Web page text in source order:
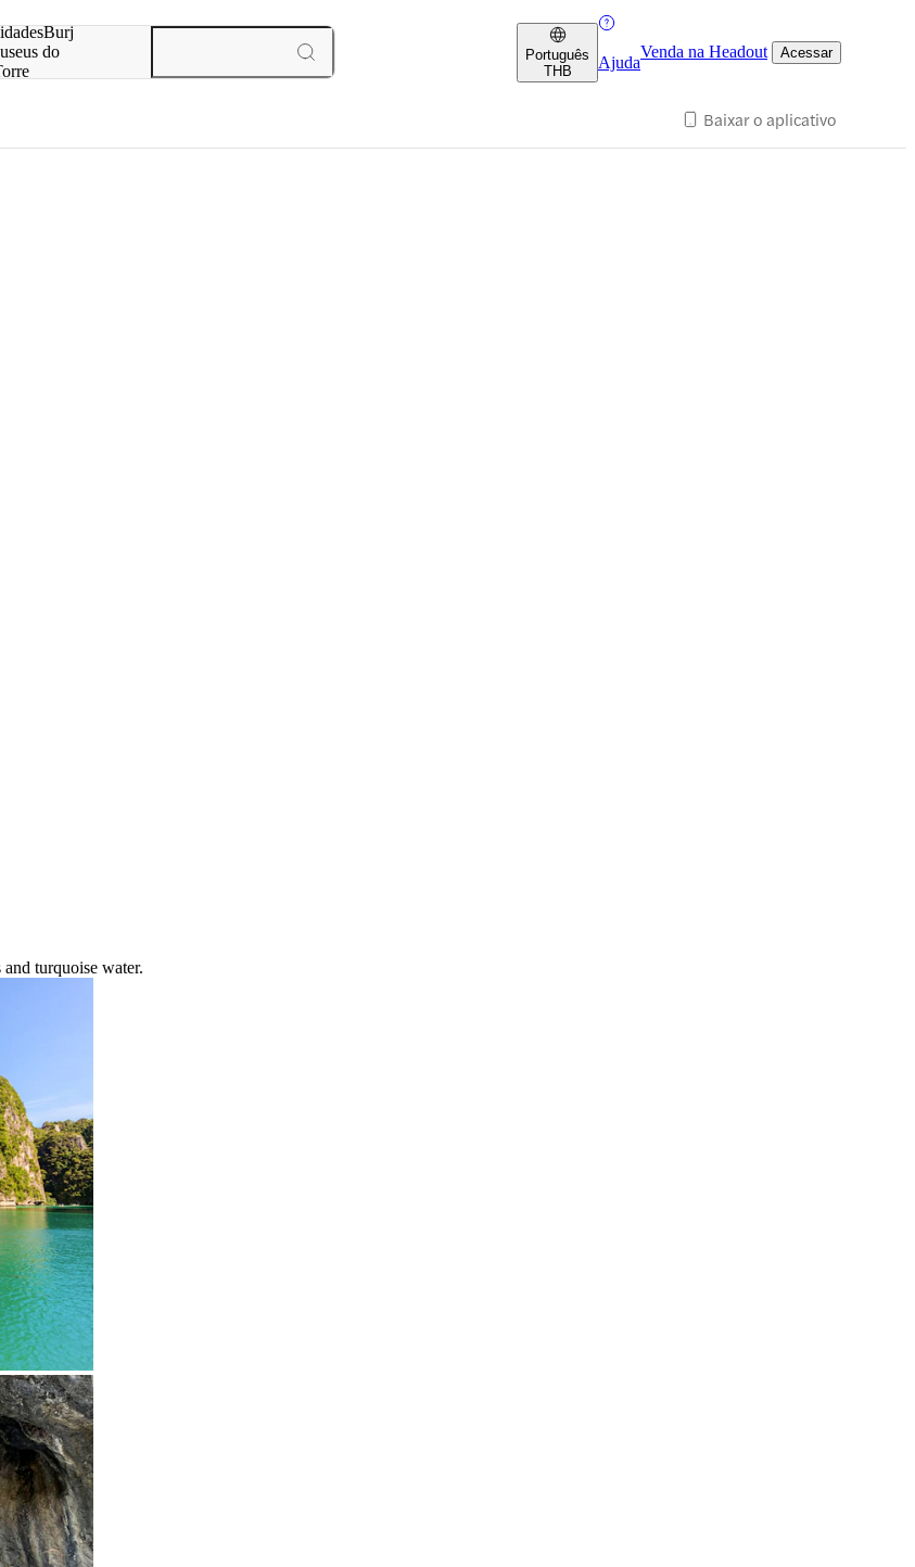
Burj
do
Português
THB
Ajuda
Venda na Headout Acessar
Baixar o aplicativo
turquoise water.